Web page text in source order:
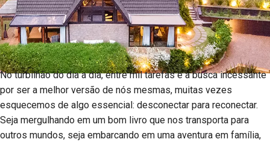
No turbilhão do dia a dia, entre mil tarefas e a busca incessante
por ser a melhor versão de nós mesmas, muitas vezes
esquecemos de algo essencial: desconectar para reconectar.
Seja mergulhando em um bom livro que nos transporta para
outros mundos, seja embarcando em uma aventura em família,